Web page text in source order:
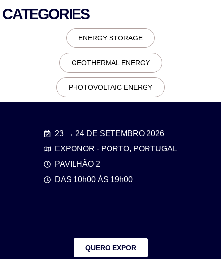
CATEGORIES
ENERGY STORAGE
GEOTHERMAL ENERGY
PHOTOVOLTAIC ENERGY
23 → 24 DE SETEMBRO 2026
EXPONOR - PORTO, PORTUGAL
PAVILHÃO 2
DAS 10h00 ÀS 19h00
QUERO EXPOR